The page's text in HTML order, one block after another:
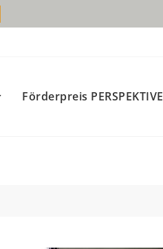
Förderpreis